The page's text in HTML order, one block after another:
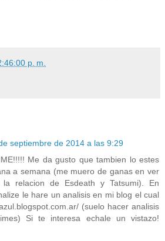
p. m.
septiembre de 2014 a las 9:29
Me da gusto que tambien lo estes
a semana (me muero de ganas en ver
relacion de Esdeath y Tatsumi). En
le hare un analisis en mi blog el cual
(suelo hacer analisis
Si te interesa echale un vistazo!